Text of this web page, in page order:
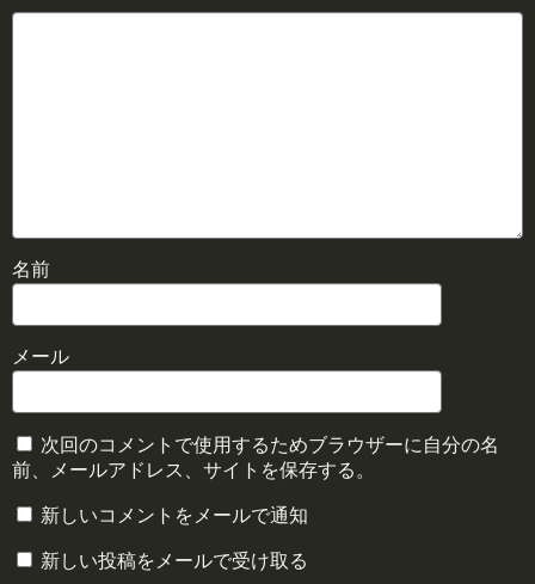
名前
メール
次回のコメントで使用するためブラウザーに自分の名
前、メールアドレス、サイトを保存する。
新しいコメントをメールで通知
新しい投稿をメールで受け取る